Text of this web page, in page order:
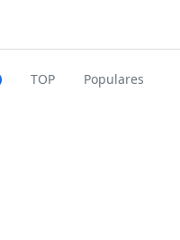
TOP Populares